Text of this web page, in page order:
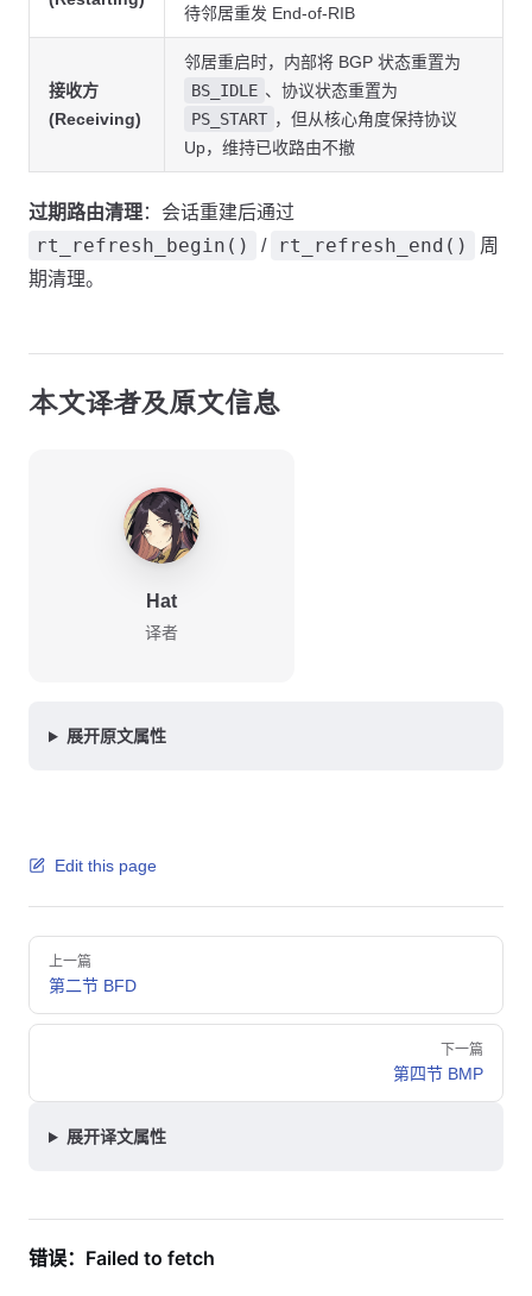
待邻居重发 End-of-RIB
接收方
(Receiving)
邻居重启时，内部将 BGP 状态重置为
BS_IDLE 、协议状态重置为
PS_START ，但从核心角度保持协议
Up，维持已收路由不撤
过期路由清理：会话重建后通过
rt_refresh_begin() / rt_refresh_end()
周
期清理。
本文译者及原文信息
Hat
译者
展开原文属性
Edit this page
Pager
上一篇
第二节 BFD
下一篇
第四节 BMP
展开译文属性